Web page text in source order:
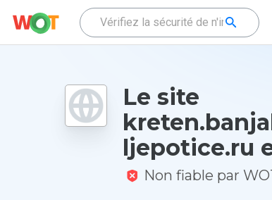
Le site
ljepotice.ru
Non fiable par